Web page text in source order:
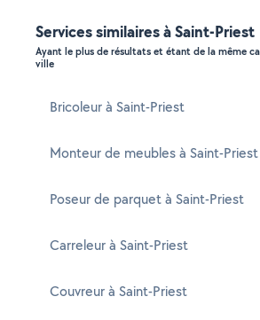
Services similaires à Saint-Priest
Ayant le plus de résultats et étant de la même
ville
Bricoleur à Saint-Priest
Monteur de meubles à Saint-Priest
Poseur de parquet à Saint-Priest
Carreleur à Saint-Priest
Couvreur à Saint-Priest